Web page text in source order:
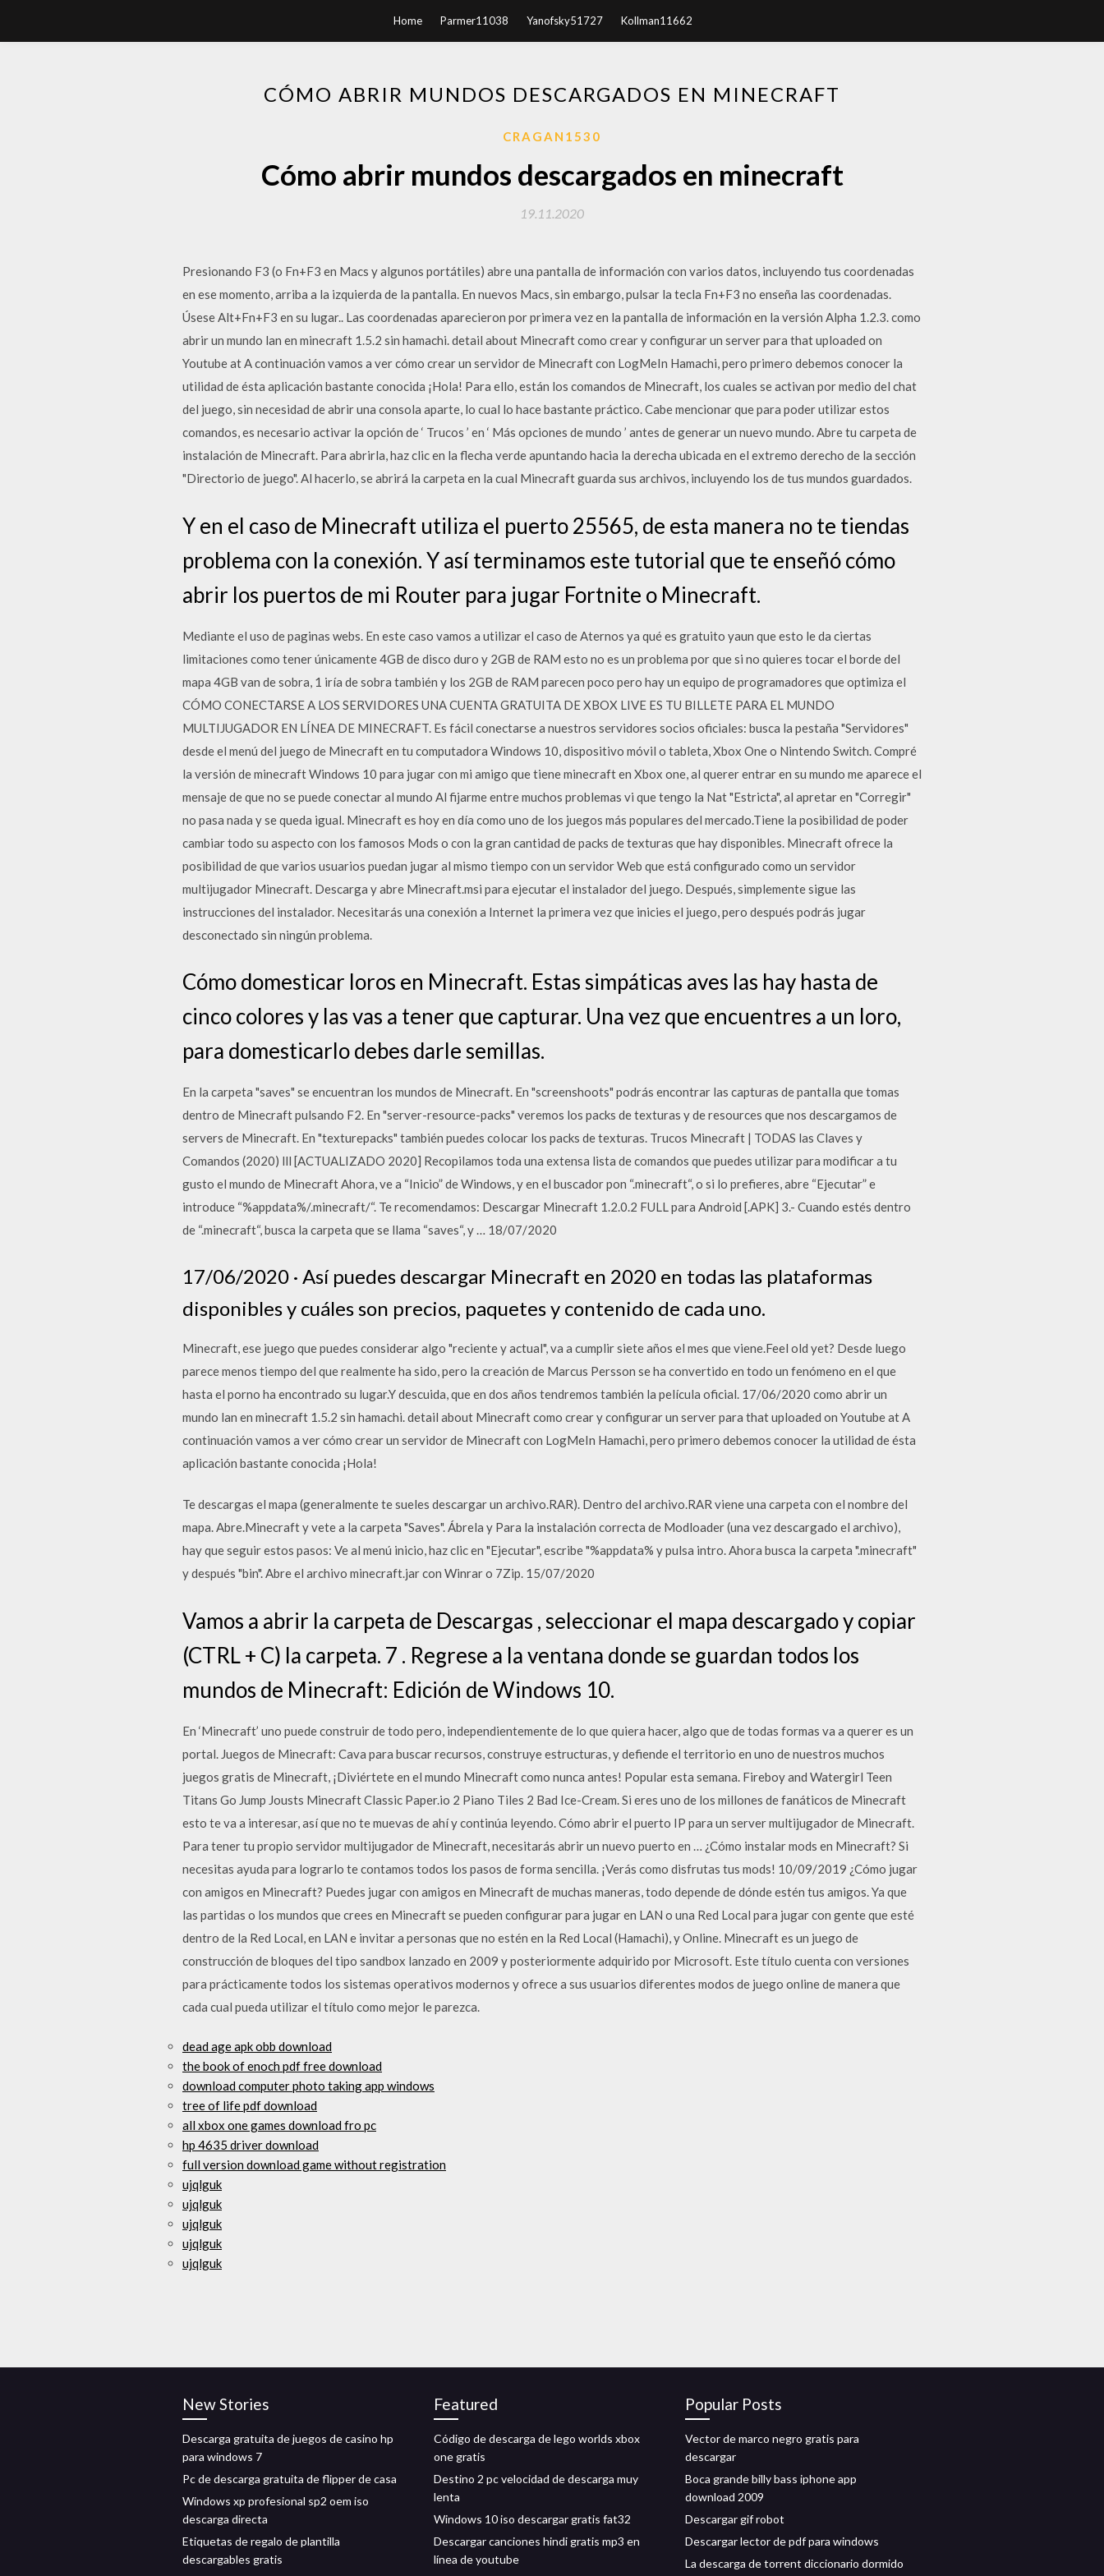
Home Parmer11038 Yanofsky51727 Kollman11662
CÓMO ABRIR MUNDOS DESCARGADOS EN MINECRAFT
CRAGAN1530
Cómo abrir mundos descargados en minecraft
19.11.2020
Presionando F3 (o Fn+F3 en Macs y algunos portátiles) abre una pantalla de información con varios datos, incluyendo tus coordenadas
en ese momento, arriba a la izquierda de la pantalla. En nuevos Macs, sin embargo, pulsar la tecla Fn+F3 no enseña las coordenadas.
Úsese Alt+Fn+F3 en su lugar.. Las coordenadas aparecieron por primera vez en la pantalla de información en la versión Alpha 1.2.3. como
abrir un mundo lan en minecraft 1.5.2 sin hamachi. detail about Minecraft como crear y configurar un server para that uploaded on
Youtube at A continuación vamos a ver cómo crear un servidor de Minecraft con LogMeIn Hamachi, pero primero debemos conocer la
utilidad de ésta aplicación bastante conocida ¡Hola! Para ello, están los comandos de Minecraft, los cuales se activan por medio del chat
del juego, sin necesidad de abrir una consola aparte, lo cual lo hace bastante práctico. Cabe mencionar que para poder utilizar estos
comandos, es necesario activar la opción de ‘ Trucos ’ en ‘ Más opciones de mundo ’ antes de generar un nuevo mundo. Abre tu carpeta de
instalación de Minecraft. Para abrirla, haz clic en la flecha verde apuntando hacia la derecha ubicada en el extremo derecho de la sección
"Directorio de juego". Al hacerlo, se abrirá la carpeta en la cual Minecraft guarda sus archivos, incluyendo los de tus mundos guardados.
Y en el caso de Minecraft utiliza el puerto 25565, de esta manera no te tiendas
problema con la conexión. Y así terminamos este tutorial que te enseñó cómo
abrir los puertos de mi Router para jugar Fortnite o Minecraft.
Mediante el uso de paginas webs. En este caso vamos a utilizar el caso de Aternos ya qué es gratuito yaun que esto le da ciertas
limitaciones como tener únicamente 4GB de disco duro y 2GB de RAM esto no es un problema por que si no quieres tocar el borde del
mapa 4GB van de sobra, 1 iría de sobra también y los 2GB de RAM parecen poco pero hay un equipo de programadores que optimiza el
CÓMO CONECTARSE A LOS SERVIDORES UNA CUENTA GRATUITA DE XBOX LIVE ES TU BILLETE PARA EL MUNDO
MULTIJUGADOR EN LÍNEA DE MINECRAFT. Es fácil conectarse a nuestros servidores socios oficiales: busca la pestaña "Servidores"
desde el menú del juego de Minecraft en tu computadora Windows 10, dispositivo móvil o tableta, Xbox One o Nintendo Switch. Compré
la versión de minecraft Windows 10 para jugar con mi amigo que tiene minecraft en Xbox one, al querer entrar en su mundo me aparece el
mensaje de que no se puede conectar al mundo Al fijarme entre muchos problemas vi que tengo la Nat "Estricta", al apretar en "Corregir"
no pasa nada y se queda igual. Minecraft es hoy en día como uno de los juegos más populares del mercado.Tiene la posibilidad de poder
cambiar todo su aspecto con los famosos Mods o con la gran cantidad de packs de texturas que hay disponibles. Minecraft ofrece la
posibilidad de que varios usuarios puedan jugar al mismo tiempo con un servidor Web que está configurado como un servidor
multijugador Minecraft. Descarga y abre Minecraft.msi para ejecutar el instalador del juego. Después, simplemente sigue las
instrucciones del instalador. Necesitarás una conexión a Internet la primera vez que inicies el juego, pero después podrás jugar
desconectado sin ningún problema.
Cómo domesticar loros en Minecraft. Estas simpáticas aves las hay hasta de
cinco colores y las vas a tener que capturar. Una vez que encuentres a un loro,
para domesticarlo debes darle semillas.
En la carpeta "saves" se encuentran los mundos de Minecraft. En "screenshoots" podrás encontrar las capturas de pantalla que tomas
dentro de Minecraft pulsando F2. En "server-resource-packs" veremos los packs de texturas y de resources que nos descargamos de
servers de Minecraft. En "texturepacks" también puedes colocar los packs de texturas. Trucos Minecraft | TODAS las Claves y
Comandos (2020) lll [ACTUALIZADO 2020] Recopilamos toda una extensa lista de comandos que puedes utilizar para modificar a tu
gusto el mundo de Minecraft Ahora, ve a “Inicio” de Windows, y en el buscador pon “.minecraft“, o si lo prefieres, abre “Ejecutar” e
introduce “%appdata%/.minecraft/“. Te recomendamos: Descargar Minecraft 1.2.0.2 FULL para Android [.APK] 3.- Cuando estés dentro
de “.minecraft“, busca la carpeta que se llama “saves“, y … 18/07/2020
17/06/2020 · Así puedes descargar Minecraft en 2020 en todas las plataformas
disponibles y cuáles son precios, paquetes y contenido de cada uno.
Minecraft, ese juego que puedes considerar algo "reciente y actual", va a cumplir siete años el mes que viene.Feel old yet? Desde luego
parece menos tiempo del que realmente ha sido, pero la creación de Marcus Persson se ha convertido en todo un fenómeno en el que
hasta el porno ha encontrado su lugar.Y descuida, que en dos años tendremos también la película oficial. 17/06/2020 como abrir un
mundo lan en minecraft 1.5.2 sin hamachi. detail about Minecraft como crear y configurar un server para that uploaded on Youtube at A
continuación vamos a ver cómo crear un servidor de Minecraft con LogMeIn Hamachi, pero primero debemos conocer la utilidad de ésta
aplicación bastante conocida ¡Hola!
Te descargas el mapa (generalmente te sueles descargar un archivo.RAR). Dentro del archivo.RAR viene una carpeta con el nombre del
mapa. Abre.Minecraft y vete a la carpeta "Saves". Ábrela y Para la instalación correcta de Modloader (una vez descargado el archivo),
hay que seguir estos pasos: Ve al menú inicio, haz clic en "Ejecutar", escribe "%appdata% y pulsa intro. Ahora busca la carpeta ".minecraft"
y después "bin". Abre el archivo minecraft.jar con Winrar o 7Zip. 15/07/2020
Vamos a abrir la carpeta de Descargas , seleccionar el mapa descargado y copiar
(CTRL + C) la carpeta. 7 . Regrese a la ventana donde se guardan todos los
mundos de Minecraft: Edición de Windows 10.
En ‘Minecraft’ uno puede construir de todo pero, independientemente de lo que quiera hacer, algo que de todas formas va a querer es un
portal. Juegos de Minecraft: Cava para buscar recursos, construye estructuras, y defiende el territorio en uno de nuestros muchos
juegos gratis de Minecraft, ¡Diviértete en el mundo Minecraft como nunca antes! Popular esta semana. Fireboy and Watergirl Teen
Titans Go Jump Jousts Minecraft Classic Paper.io 2 Piano Tiles 2 Bad Ice-Cream. Si eres uno de los millones de fanáticos de Minecraft
esto te va a interesar, así que no te muevas de ahí y continúa leyendo. Cómo abrir el puerto IP para un server multijugador de Minecraft.
Para tener tu propio servidor multijugador de Minecraft, necesitarás abrir un nuevo puerto en … ¿Cómo instalar mods en Minecraft? Si
necesitas ayuda para lograrlo te contamos todos los pasos de forma sencilla. ¡Verás como disfrutas tus mods! 10/09/2019 ¿Cómo jugar
con amigos en Minecraft? Puedes jugar con amigos en Minecraft de muchas maneras, todo depende de dónde estén tus amigos. Ya que
las partidas o los mundos que crees en Minecraft se pueden configurar para jugar en LAN o una Red Local para jugar con gente que esté
dentro de la Red Local, en LAN e invitar a personas que no estén en la Red Local (Hamachi), y Online. Minecraft es un juego de
construcción de bloques del tipo sandbox lanzado en 2009 y posteriormente adquirido por Microsoft. Este título cuenta con versiones
para prácticamente todos los sistemas operativos modernos y ofrece a sus usuarios diferentes modos de juego online de manera que
cada cual pueda utilizar el título como mejor le parezca.
dead age apk obb download
the book of enoch pdf free download
download computer photo taking app windows
tree of life pdf download
all xbox one games download fro pc
hp 4635 driver download
full version download game without registration
ujqlguk
ujqlguk
ujqlguk
ujqlguk
ujqlguk
New Stories
Descarga gratuita de juegos de casino hp
para windows 7
Pc de descarga gratuita de flipper de casa
Windows xp profesional sp2 oem iso
descarga directa
Etiquetas de regalo de plantilla
descargables gratis
Featured
Código de descarga de lego worlds xbox
one gratis
Destino 2 pc velocidad de descarga muy
lenta
Windows 10 iso descargar gratis fat32
Descargar canciones hindi gratis mp3 en
línea de youtube
Popular Posts
Vector de marco negro gratis para
descargar
Boca grande billy bass iphone app
download 2009
Descargar gif robot
Descargar lector de pdf para windows
La descarga de torrent diccionario dormido